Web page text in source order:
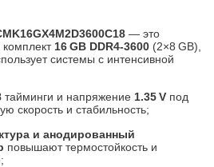
— это
16 GB DDR4‑3600 (2×8 GB),
системы с интенсивной
тайминги и напряжение 1.35 V под
скорость и стабильность;
и анодированный
повышают термостойкость и
;